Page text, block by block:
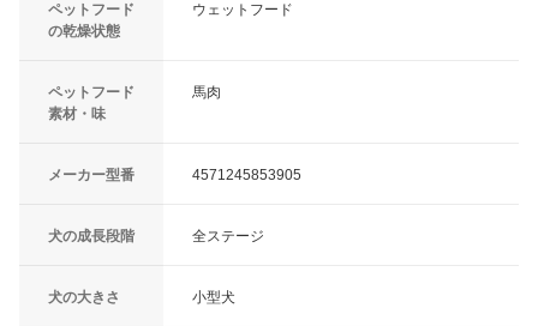
ペットフード
の乾燥状態
ウェットフード
ペットフード
素材・味
馬肉
メーカー型番 4571245853905
犬の成長段階 全ステージ
犬の大きさ 小型犬